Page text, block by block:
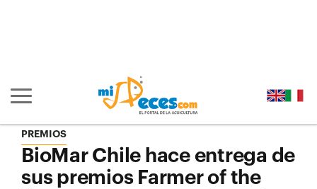
Mostrar/ocultar navegación principal
PREMIOS
BioMar Chile hace entrega de
sus premios Farmer of the